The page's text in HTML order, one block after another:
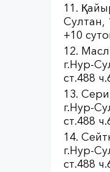
Султан,
+10
г.Нур-
ст.488
г.Нур-
ст.488
г.Нур-
ст.488